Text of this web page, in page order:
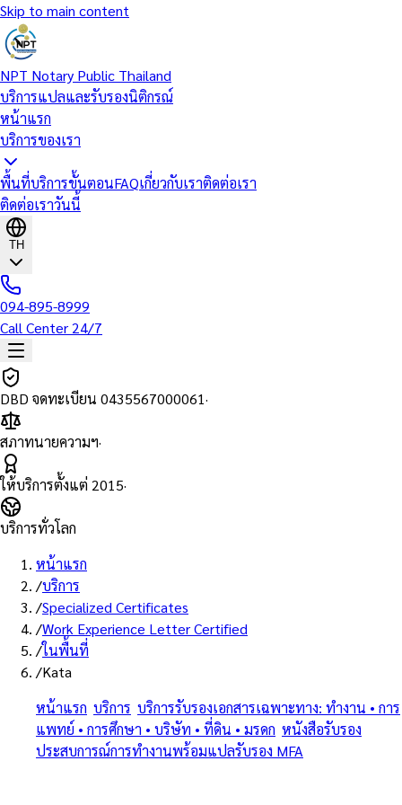
Skip to main content
NPT Notary Public Thailand
บริการแปลและรับรองนิติกรณ์
หน้าแรก
บริการของเรา
พื้นที่บริการขั้นตอนFAQเกี่ยวกับเราติดต่อเรา
ติดต่อเราวันนี้
TH
094-895-8999
Call Center 24/7
DBD จดทะเบียน 0435567000061·
สภาทนายความฯ·
ให้บริการตั้งแต่ 2015·
บริการทั่วโลก
หน้าแรก
/บริการ
/Specialized Certificates
/Work Experience Letter Certified
/ในพื้นที่
/Kata
หน้าแรก บริการ บริการรับรองเอกสารเฉพาะทาง: ทำงาน • การ
แพทย์ • การศึกษา • บริษัท • ที่ดิน • มรดก หนังสือรับรอง
ประสบการณ์การทำงานพร้อมแปลรับรอง MFA